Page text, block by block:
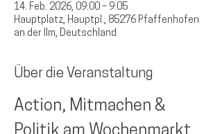
14. Feb. 2026, 09:00 – 9:05
Hauptplatz, Hauptpl., 85276 Pfaffenhofen
an der Ilm, Deutschland
Über die Veranstaltung
Action, Mitmachen &